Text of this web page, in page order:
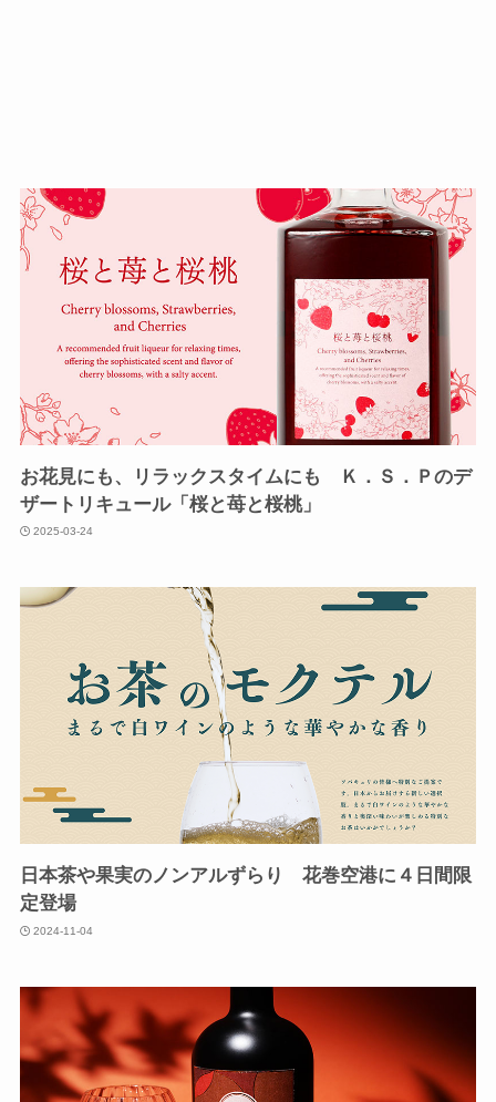
お花見にも、リラックスタイムにも Ｋ．Ｓ．Ｐのデ
ザートリキュール「桜と苺と桜桃」
2025-03-24
日本茶や果実のノンアルずらり 花巻空港に４日間限
定登場
2024-11-04